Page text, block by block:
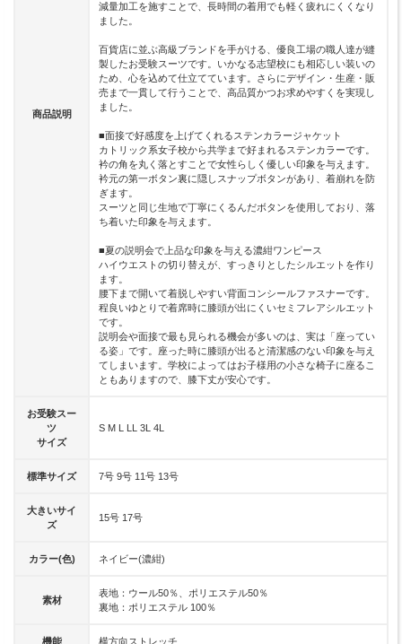
商品説明
減量加工を施すことで、長時間の着用でも軽く疲れにくくなり
ました。
百貨店に並ぶ高級ブランドを手がける、優良工場の職人達が縫
製したお受験スーツです。いかなる志望校にも相応しい装いの
ため、心を込めて仕立てています。さらにデザイン・生産・販
売まで一貫して行うことで、高品質かつお求めやすくを実現し
ました。
■面接で好感度を上げてくれるステンカラージャケット
カトリック系女子校から共学まで好まれるステンカラーです。
衿の角を丸く落とすことで女性らしく優しい印象を与えます。
衿元の第一ボタン裏に隠しスナップボタンがあり、着崩れを防
ぎます。
スーツと同じ生地で丁寧にくるんだボタンを使用しており、落
ち着いた印象を与えます。
■夏の説明会で上品な印象を与える濃紺ワンピース
ハイウエストの切り替えが、すっきりとしたシルエットを作り
ます。
腰下まで開いて着脱しやすい背面コンシールファスナーです。
程良いゆとりで着席時に膝頭が出にくいセミフレアシルエット
です。
説明会や面接で最も見られる機会が多いのは、実は「座ってい
る姿」です。座った時に膝頭が出ると清潔感のない印象を与え
てしまいます。学校によってはお子様用の小さな椅子に座るこ
ともありますので、膝下丈が安心です。
お受験スー
ツ
サイズ
S M L LL 3L 4L
標準サイズ 7号 9号 11号 13号
大きいサイ
ズ
15号 17号
カラー(色) ネイビー(濃紺)
素材
表地：ウール50％、ポリエステル50％
裏地：ポリエステル 100％
機能 横方向ストレッチ